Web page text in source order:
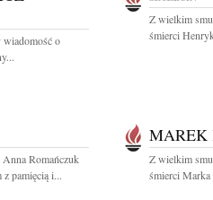
o
Z wielkim
śmierci
Anna Romańczuk
z pamięcią i...
Z wielkim
śmierci Marka